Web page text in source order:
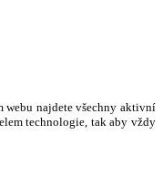
webu najdete všechny aktivní
technologie, tak aby vždy